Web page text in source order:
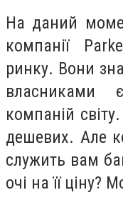
На даний
компанії
ринку. Вони
власниками
компаній світу.
дешевих. Але
служить вам
очі на її ціну?